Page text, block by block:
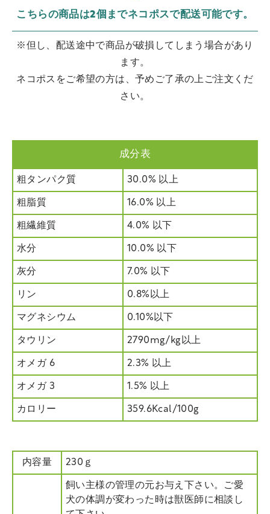
こちらの商品は2個までネコポスで配送可能です。
※但し、配送途中で商品が破損してしまう場合があり
ます。
ネコポスをご希望の方は、予めご了承の上ご注文くだ
さい。
成分表
粗タンパク質 30.0% 以上
粗脂質 16.0% 以上
粗繊維質 4.0% 以下
水分 10.0% 以下
灰分 7.0% 以下
リン 0.8%以上
マグネシウム 0.10%以下
タウリン 2790mg/kg以上
オメガ 6 2.3% 以上
オメガ 3 1.5% 以上
カロリー 359.6Kcal/100g
内容量 230ｇ
飼い主様の管理の元お与え下さい。ご愛
犬の体調が変わった時は獣医師に相談し